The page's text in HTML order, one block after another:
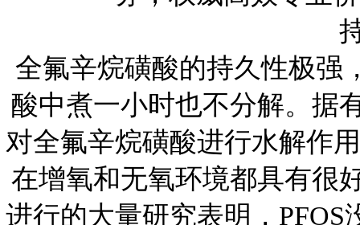
全氟辛烷磺酸的持久性极强
酸中煮一小时也不分解。据
对全氟辛烷磺酸进行水解作
在增氧和无氧环境都具有很
进行的大量研究表明， PFOS